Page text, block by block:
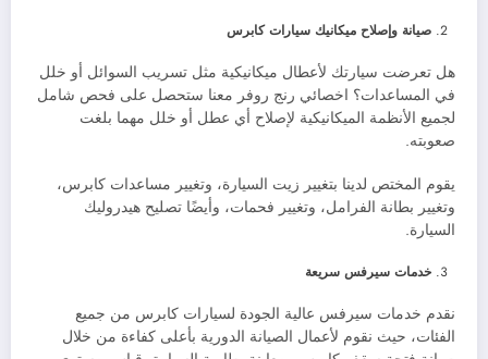
صيانة وإصلاح ميكانيك سيارات كابرس
هل تعرضت سيارتك لأعطال ميكانيكية مثل تسريب السوائل أو خلل
في المساعدات؟ اخصائي رنج روفر معنا ستحصل على فحص شامل
لجميع الأنظمة الميكانيكية لإصلاح أي عطل أو خلل مهما بلغت
صعوبته.
يقوم المختص لدينا بتغيير زيت السيارة، وتغيير مساعدات كابرس،
وتغيير بطانة الفرامل، وتغيير فحمات، وأيضًا تصليح هيدروليك
السيارة.
خدمات سيرفس سريعة
نقدم خدمات سيرفس عالية الجودة لسيارات كابرس من جميع
الفئات، حيث نقوم لأعمال الصيانة الدورية بأعلى كفاءة من خلال